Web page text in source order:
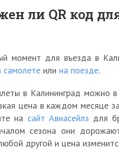
ли QR код
момент для въезда в
самолете или на поезде.
в Калининград можно
цена в каждом месяце
на сайт Авиасейлз для
сезона они
другой и цена